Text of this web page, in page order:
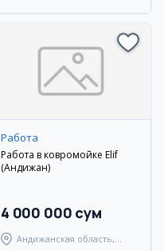
Работа
Работа в ковромойке Elif
(Андижан)
4 000 000 сум
Андижанская область,